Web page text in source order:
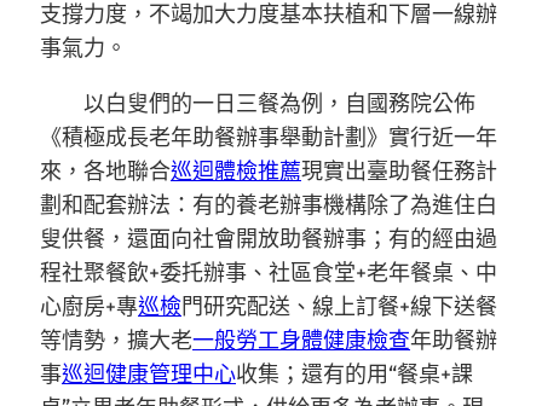
支撐力度，不竭加大力度基本扶植和下層一線辦
事氣力。
以白叟們的一日三餐為例，自國務院公佈
《積極成長老年助餐辦事舉動計劃》實行近一年
來，各地聯合巡迴體檢推薦現實出臺助餐任務計
劃和配套辦法：有的養老辦事機構除了為進住白
叟供餐，還面向社會開放助餐辦事；有的經由過
程社聚餐飲+委托辦事、社區食堂+老年餐桌、中
心廚房+專巡檢門研究配送、線上訂餐+線下送餐
等情勢，擴大老一般勞工身體健康檢查年助餐辦
事巡迴健康管理中心收集；還有的用“餐桌+課